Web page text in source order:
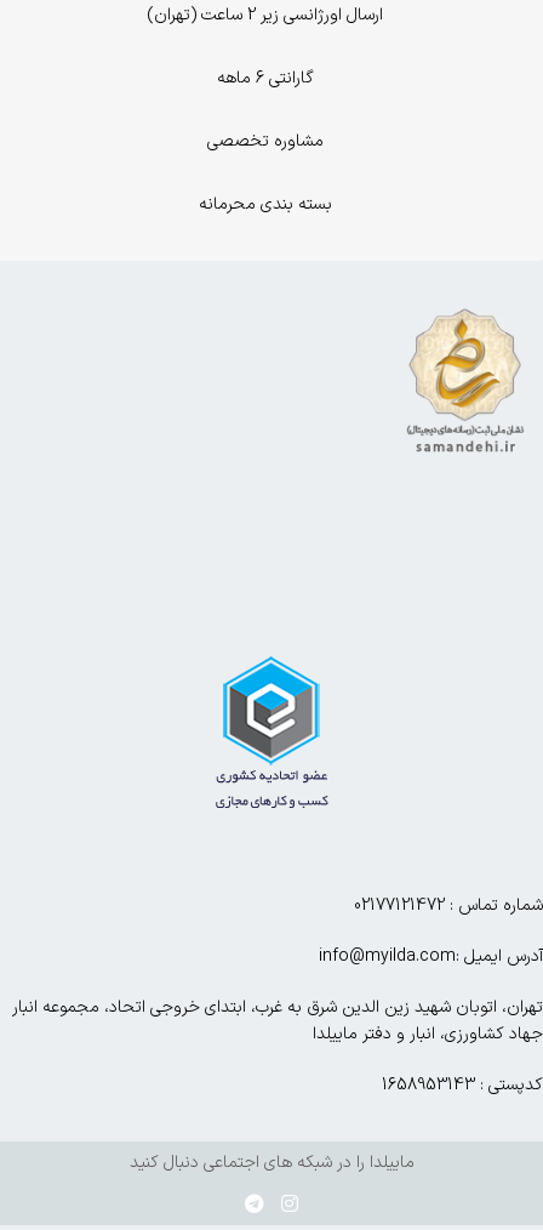
ارسال اورژانسی زیر 2 ساعت (تهران)
گارانتی 6 ماهه
مشاوره تخصصی
بسته بندی محرمانه
شماره تماس : 02177121472
آدرس ایمیل :info@myilda.com
تهران، اتوبان شهید زین الدین شرق به غرب، ابتدای خروجی اتحاد، مجموعه انبار
جهاد کشاورزی، انبار و دفتر ماییلدا
کدپستی : 1658953143
ماییلدا را در شبکه های اجتماعی دنبال کنید